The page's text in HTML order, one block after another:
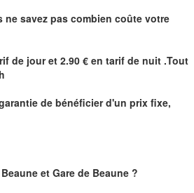
ne savez pas combien coûte votre
de jour et 2.90 € en tarif de nuit .Tout
de bénéficierd'un prix fixe,
et Gare de Beaune ?